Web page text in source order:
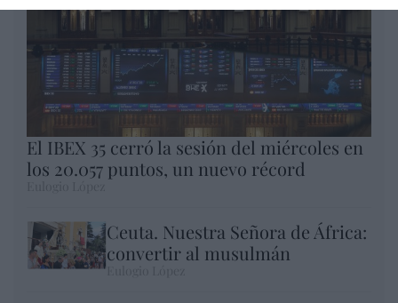
El IBEX 35 cerró la sesión del miércoles en
los 20.057 puntos, un nuevo récord
Ceuta. Nuestra Señora de África:
convertir al musulmán